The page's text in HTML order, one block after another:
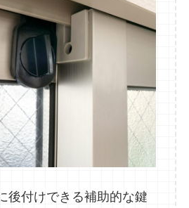
後付けできる補助的な鍵